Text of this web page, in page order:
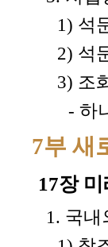
1) 석
2) 석
3) 조
- 하
7부 새
17장
1. 국내